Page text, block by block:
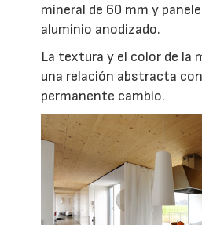
mineral de 60 mm y
aluminio anodizado.
La textura y el color de la
una relación abstracta
permanente cambio.